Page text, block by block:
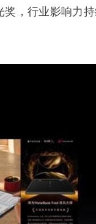
奖，行业影响力